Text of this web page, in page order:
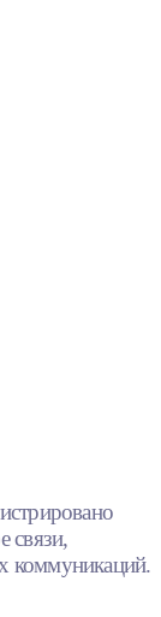
связи,
коммуникаций.